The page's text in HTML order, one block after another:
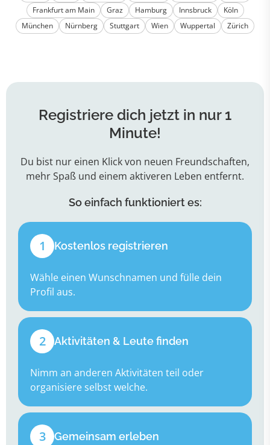
Frankfurt am Main
Graz Hamburg Innsbruck
Köln
München
Nürnberg Stuttgart Wien Wuppertal Zürich
Registriere dich jetzt in nur 1
Minute!
Du bist nur einen Klick von neuen Freundschaften,
mehr Spaß und einem aktiveren Leben entfernt.
So einfach funktioniert es:
1 Kostenlos registrieren
Wähle einen Wunschnamen und fülle dein
Profil aus.
2 Aktivitäten & Leute finden
Nimm an anderen Aktivitäten teil oder
organisiere selbst welche.
3 Gemeinsam erleben